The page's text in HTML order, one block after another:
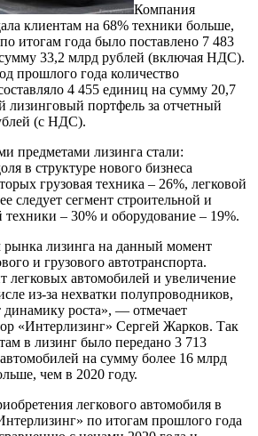
Компания
клиентам на 68% техники больше,
итогам года было поставлено 7 483
33,2 млрд рублей (включая НДС).
прошлого года количество
4 455 единиц на сумму 20,7
лизинговый портфель за отчетный
(с НДС).
предметами лизинга стали:
в структуре нового бизнеса
грузовая техника – 26%, легковой
следует сегмент строительной и
техники – 30% и оборудование – 19%.
лизинга на данный момент
и грузового автотранспорта.
легковых автомобилей и увеличение
из-за нехватки полупроводников,
динамику роста», — отмечает
«Интерлизинг» Сергей Жарков. Так
в лизинг было передано 3 713
на сумму более 16 млрд
чем в 2020 году.
легкового автомобиля в
по итогам прошлого года